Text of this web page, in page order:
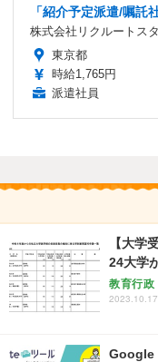
「紹介予定派遣/嘱託
株式会社リクルートス
東京都
時給1,765円
派遣社員
【大学
24大学
教育行政
Google